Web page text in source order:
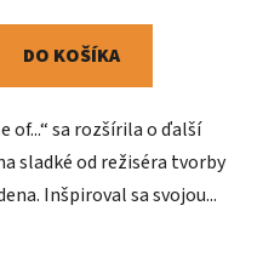
DO KOŠÍKA
of...“ sa rozšírila o ďalší
sladké od režiséra tvorby
Inšpiroval sa svojou...